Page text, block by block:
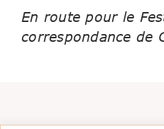
En route pour le
correspondance de